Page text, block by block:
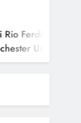
United